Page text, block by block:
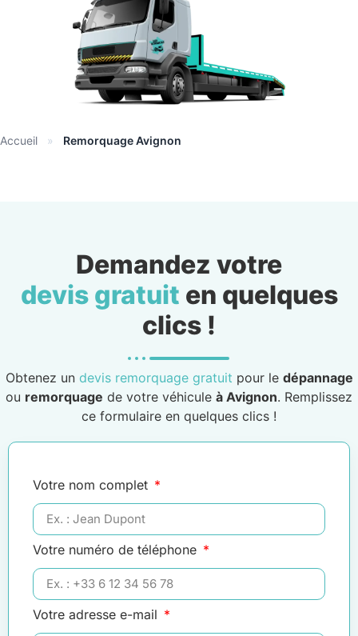
Accueil » Remorquage Avignon
Demandez votre
devis gratuit en quelques
clics !
Obtenez un devis remorquage gratuit pour le dépannage
ou remorquage de votre véhicule à Avignon. Remplissez
ce formulaire en quelques clics !
Votre nom complet
Votre numéro de téléphone
Votre adresse e-mail